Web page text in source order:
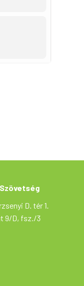
D. tér 1.
9/D, fsz./3